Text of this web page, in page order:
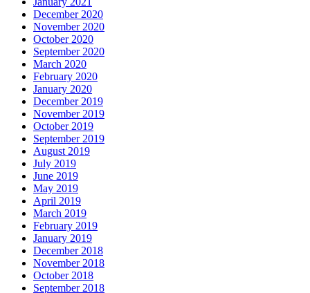
December 2020
November 2020
October 2020
September 2020
March 2020
February 2020
January 2020
December 2019
November 2019
October 2019
September 2019
August 2019
July 2019
June 2019
May 2019
April 2019
March 2019
February 2019
January 2019
December 2018
November 2018
October 2018
September 2018